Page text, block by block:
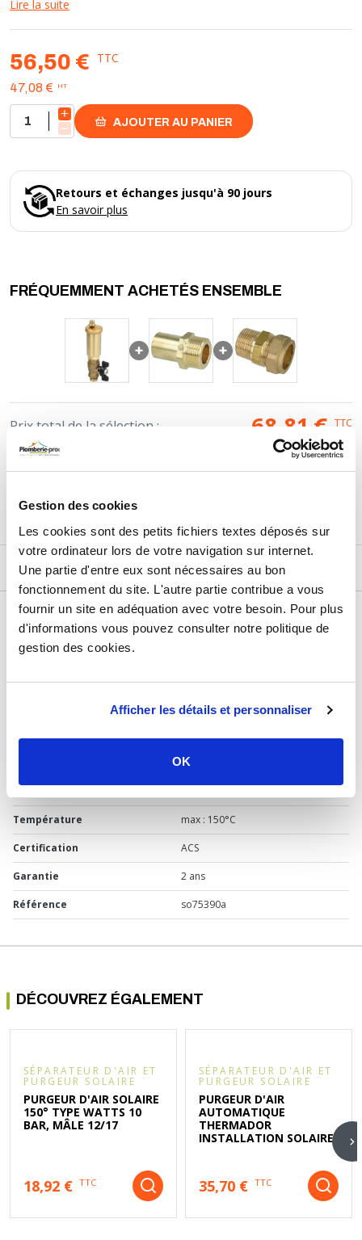
Gestion des cookies
Les cookies sont des petits fichiers textes déposés sur
votre ordinateur lors de votre navigation sur internet.
Une partie d'entre eux sont nécessaires au bon
fonctionnement du site. L'autre partie contribue a vous
fournir un site en adéquation avec votre besoin. Pour plus
d'informations vous pouvez consulter notre politique de
gestion des cookies.
Afficher les détails et personnaliser
OK
Les points forts du purgeur automatique :
- filetage de raccordement avec joint torique
Lire la suite
56,50 € TTC
47,08 € HT
AJOUTER AU PANIER
Retours et échanges jusqu'à 90 jours
En savoir plus
FRÉQUEMMENT ACHETÉS ENSEMBLE
Prix total de la sélection : 68,81 € TTC
DESCRIPTIF
DÉTAILS TECHNIQUES
Type de produit
Sélection P Pro
Femelle - Mâle 3/8" (12/17)
Température max : 150°C
Certification ACS
Garantie 2 ans
Référence so75390a
DÉCOUVREZ ÉGALEMENT
SÉPARATEUR D'AIR ET
PURGEUR SOLAIRE
PURGEUR D'AIR SOLAIRE
150° TYPE WATTS 10
BAR, MÂLE 12/17
18,92 € TTC
SÉPARATEUR D'AIR ET
PURGEUR SOLAIRE
PURGEUR D'AIR
AUTOMATIQUE
THERMADOR
INSTALLATION SOLAIRE
35,70 € TTC